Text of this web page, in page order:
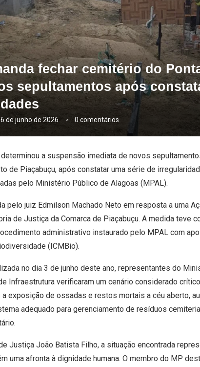
fechar cemitério do
sepultamentos após
de junho de 2026 0 comentários
a suspensão imediata de novos
de Piaçabuçu, após constatar uma série de
pelo Ministério Público de Alagoas (MPAL).
pelo juiz Edmilson Machado Neto em resposta a uma
de Justiça da Comarca de Piaçabuçu. A medida teve
administrativo instaurado pelo MPAL com
(ICMBio).
no dia 3 de junho deste ano, representantes do
Infraestrutura verificaram um cenário considerado
exposição de ossadas e restos mortais a céu aberto,
adequado para gerenciamento de resíduos
Justiça João Batista Filho, a situação encontrada
uma afronta à dignidade humana. O membro do MP